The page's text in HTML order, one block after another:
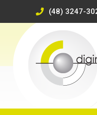
(48) 3247-